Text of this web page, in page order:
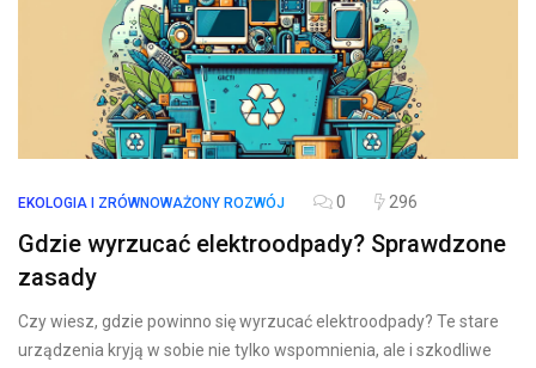
EKOLOGIA I ZRÓWNOWAŻONY ROZWÓJ 0 296
Gdzie wyrzucać elektroodpady? Sprawdzone
zasady
Czy wiesz, gdzie powinno się wyrzucać elektroodpady? Te stare
urządzenia kryją w sobie nie tylko wspomnienia, ale i szkodliwe